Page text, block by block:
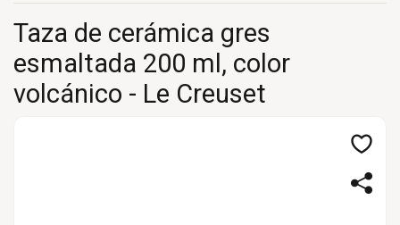
Taza de cerámica gres
esmaltada 200 ml, color
volcánico - Le Creuset